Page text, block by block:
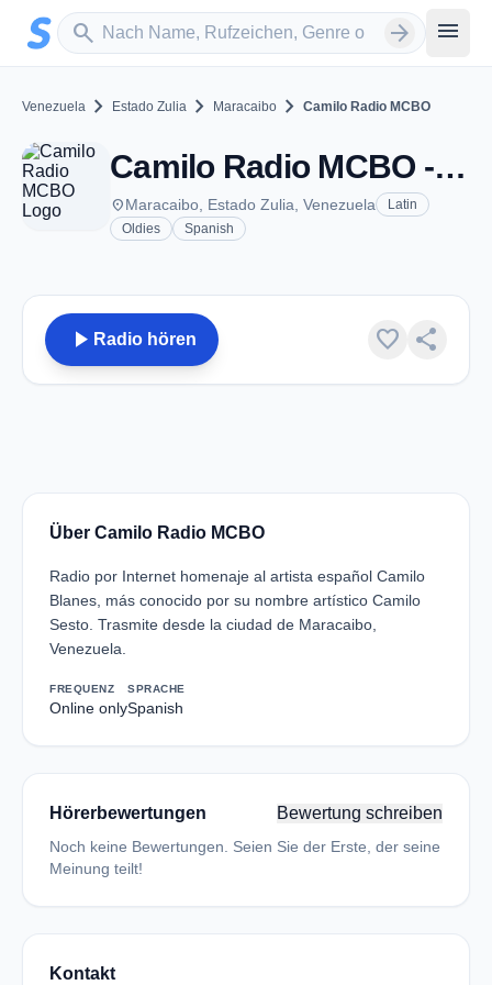
Zum Hauptinhalt springen
search
Sender suchen arrow_forward menu
Venezuela chevron_right Estado Zulia chevron_right Maracaibo chevron_right Camilo Radio MCBO
Camilo Radio MCBO - Maracaibo
placeMaracaibo, Estado Zulia, Venezuela
Latin
Oldies
Spanish
play_arrow Radio hören favorite share
Über Camilo Radio MCBO
Radio por Internet homenaje al artista español Camilo
Blanes, más conocido por su nombre artístico Camilo
Sesto. Trasmite desde la ciudad de Maracaibo,
Venezuela.
FREQUENZ
Online only
SPRACHE
Spanish
Hörerbewertungen Bewertung schreiben
Noch keine Bewertungen. Seien Sie der Erste, der seine
Meinung teilt!
Kontakt